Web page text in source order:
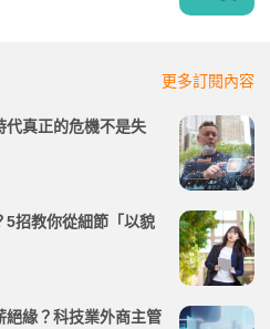
更多訂閱內容
代真正的危機不是失
5招教你從細節「以貌
絕緣？科技業外商主管